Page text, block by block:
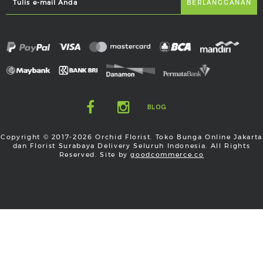
BLOG
Copyright © 2017-2026 Orchid Florist. Toko Bunga Online Jakarta
dan Florist Surabaya Delivery Seluruh Indonesia. All Rights
Reserved. Site bygoodcommerce.co